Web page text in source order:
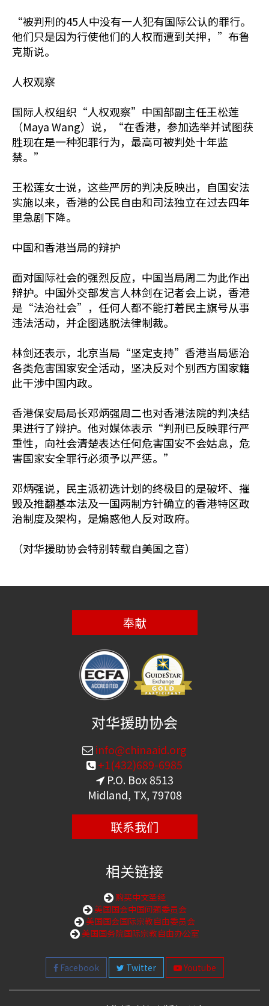
“被判刑的45人中没有一人犯有国际公认的罪行。
他们只是因为行使他们的人权而遭到关押，”布鲁
克斯说。
人权观察
国际人权组织“人权观察”中国部副主任王松莲
（Maya Wang）说，“在香港，参加选举并试图获
胜现在是一种犯罪行为，最高可被判处十年监
禁。”
王松莲女士说，这些严厉的判决反映出，自国安法
实施以来，香港的公民自由和司法独立在过去四年
里急剧下降。
中国和香港当局的辩护
面对国际社会的强烈反应，中国当局周二为此作出
辩护。中国外交部发言人林剑在记者会上说，香港
是“法治社会”，任何人都不能打着民主旗号从事
违法活动，并企图逃脱法律制裁。
林剑还表示，北京当局“坚定支持”香港当局惩治
各类危害国家安全活动，坚决反对个别西方国家籍
此干涉中国内政。
香港保安局局长邓炳强周二也对香港法院的判决结
果进行了辩护。他对媒体表示“判刑已反映罪行严
重性，向社会清楚表达任何危害国安不会姑息，危
害国家安全罪行必须予以严惩。”
邓炳强说，民主派初选计划的终极目的是破坏、摧
毁及推翻基本法及一国两制方针确立的香港特区政
治制度及架构，是煽惑他人反对政府。
（对华援助协会特别转载自美国之音）
奉献
对华援助协会
info@chinaaid.org
+1(432)689-6985
P.O. Box 8513
Midland, TX, 79708
联系我们
相关链接
购买中文圣经
美国国会中国问题委员会
美国国会国际宗教自由委员会
美国国务院国际宗教自由办公室
Facebook Twitter Youtube